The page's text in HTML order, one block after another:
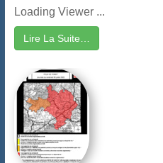
Loading Viewer ...
Lire La Suite…